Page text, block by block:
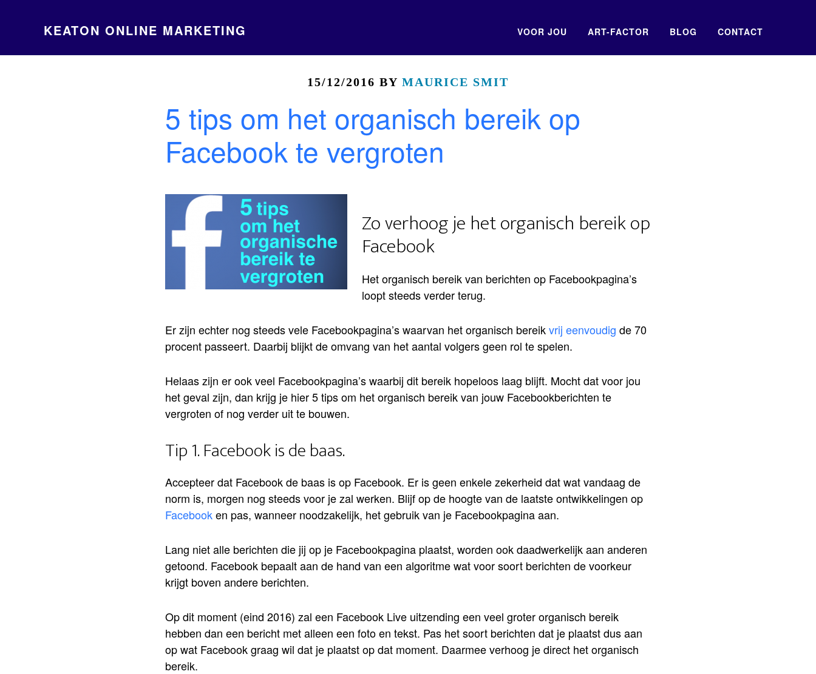
KEATON ONLINE MARKETING VOOR JOU ART-FACTOR BLOG CONTACT
15/12/2016 BY MAURICE SMIT
5 tips om het organisch bereik op
Facebook te vergroten
Zo verhoog je het organisch bereik op
Facebook
Het organisch bereik van berichten op Facebookpagina’s
loopt steeds verder terug.
Er zijn echter nog steeds vele Facebookpagina’s waarvan het organisch bereikvrij eenvoudig de 70
procent passeert. Daarbij blijkt de omvang van het aantal volgers geen rol te spelen.
Helaas zijn er ook veel Facebookpagina’s waarbij dit bereik hopeloos laag blijft. Mocht dat voor jou
het geval zijn, dan krijg je hier 5 tips om het organisch bereik van jouw Facebookberichten te
vergroten of nog verder uit te bouwen.
Tip 1. Facebook is de baas.
Accepteer dat Facebook de baas is op Facebook. Er is geen enkele zekerheid dat wat vandaag de
norm is, morgen nog steeds voor je zal werken. Blijf op de hoogte van de laatste ontwikkelingen op
Facebooken pas, wanneer noodzakelijk, het gebruik van je Facebookpagina aan.
Lang niet alle berichten die jij op je Facebookpagina plaatst, worden ook daadwerkelijk aan anderen
getoond. Facebook bepaalt aan de hand van een algoritme wat voor soort berichten de voorkeur
krijgt boven andere berichten.
Op dit moment (eind 2016) zal een Facebook Live uitzending een veel groter organisch bereik
hebben dan een bericht met alleen een foto en tekst. Pas het soort berichten dat je plaatst dus aan
op wat Facebook graag wil dat je plaatst op dat moment. Daarmee verhoog je direct het organisch
bereik.